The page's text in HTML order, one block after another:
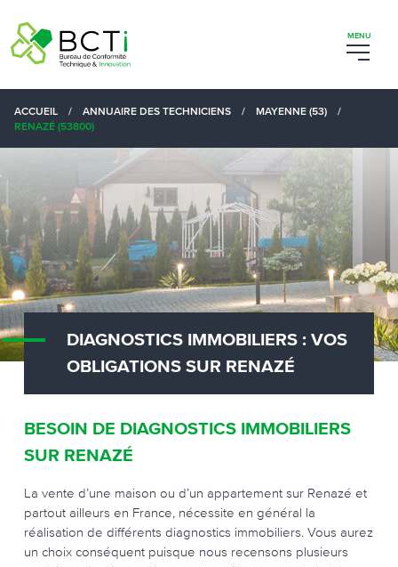
ACCUEIL / ANNUAIRE DES TECHNICIENS / MAYENNE (53)
/
RENAZÉ (53800)
DIAGNOSTICS IMMOBILIERS : VOS
OBLIGATIONS SUR RENAZÉ
BESOIN DE DIAGNOSTICS IMMOBILIERS
SUR RENAZÉ
La vente d’une maison ou d’un appartement sur Renazé et
partout ailleurs en France, nécessite en général la
réalisation de différents diagnostics immobiliers. Vous aurez
un choix conséquent puisque nous recensons plusieurs